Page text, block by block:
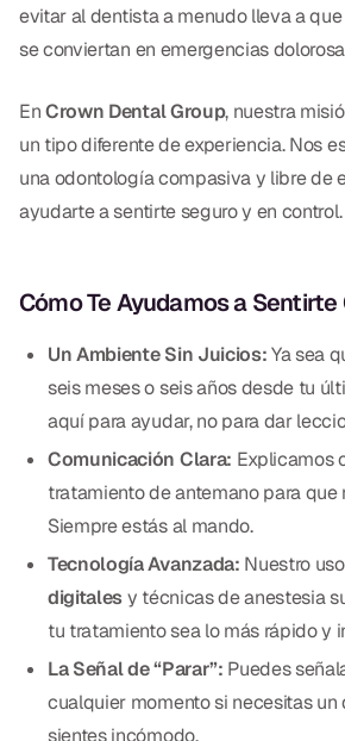
Coronas y Fundas
Empastes Dentales
Dentaduras
Dentaduras en el Mismo Día
Reparaciones el Mismo Día
COSMÉTICA
Carillas
TECNOLOGÍA
CBCT
Impresiones Digitales
evitar al dentista a menudo lleva a
se conviertan en emergencias
EnCrown Dental Group, nuestra
un tipo diferente de experiencia. Nos
una odontología compasiva y libre de
ayudarte a sentirte seguro y en control.
Cómo Te Ayudamos a Sentirte
Un Ambiente Sin Juicios:Ya sea
seis meses o seis años desde tu
aquí para ayudar, no para dar
Comunicación Clara: Explicamos
tratamiento de antemano para que
Siempre estás al mando.
Tecnología Avanzada: Nuestro
digitalesy técnicas de anestesia
tu tratamiento sea lo más rápido y
La Señal de “Parar”: Puedes
cualquier momento si necesitas un
sientes incómodo.